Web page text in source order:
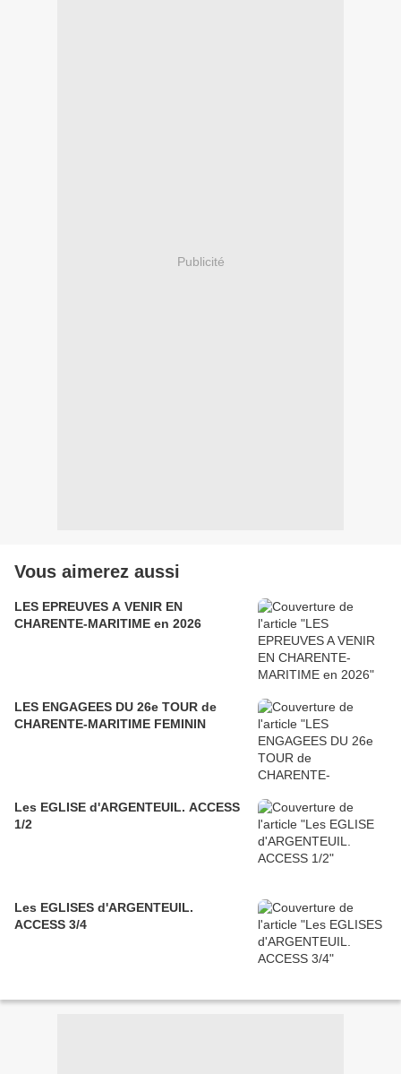
Publicité
Vous aimerez aussi
LES EPREUVES A VENIR EN
CHARENTE-MARITIME en 2026
LES ENGAGEES DU 26e TOUR de
CHARENTE-MARITIME FEMININ
Les EGLISE d'ARGENTEUIL. ACCESS
1/2
Les EGLISES d'ARGENTEUIL.
ACCESS 3/4